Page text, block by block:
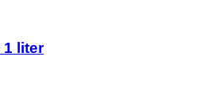
1 liter